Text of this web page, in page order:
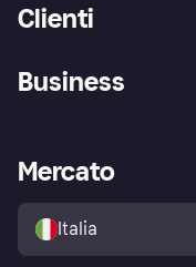
Clienti
Esplora i negozi
Politica di protezione
dell'acquirente Klarna
Business
Accesso aziende
Mercato
Italia